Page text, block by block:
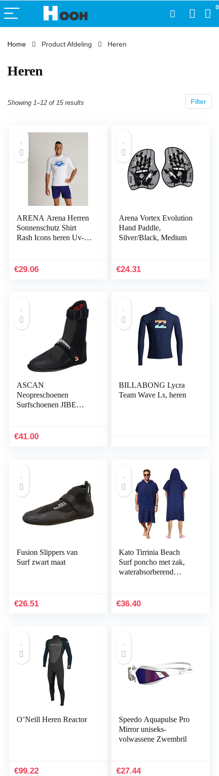
0
Home Product Afdeling ‎Heren
‎Heren
Filter
Showing 1–12 of 15 results
ARENA Arena Herren
Sonnenschutz Shirt
Rash Icons heren Uv-
€29.06
Arena Vortex Evolution
Hand Paddle,
Silver/Black, Medium
€24.31
ASCAN
Neopreschoenen
Surfschoenen JIBE
€41.00
BILLABONG Lycra
Team Wave Ls, heren
Fusion Slippers van
Surf zwart maat
€26.51
Kato Tirrinia Beach
Surf poncho met zak,
waterabsorberend
poncho, badjas voor…
€36.40
O’Neill Heren Reactor
€99.22
Speedo Aquapulse Pro
Mirror uniseks-
volwassene Zwembril
€27.44